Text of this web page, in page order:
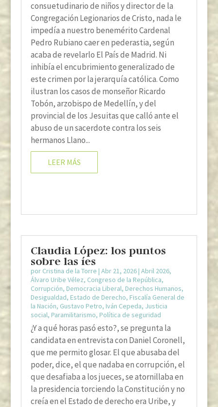
consuetudinario de niños y director de la
Congregación Legionarios de Cristo, nada le
impedía a nuestro benemérito Cardenal
Pedro Rubiano caer en pederastia, según
acaba de revelarlo El País de Madrid. Ni
inhibía el encubrimiento generalizado de
este crimen por la jerarquía católica. Como
ilustran los casos de monseñor Ricardo
Tobón, arzobispo de Medellín, y del
provincial de los Jesuitas que calló ante el
abuso de un sacerdote contra los seis
hermanos Llano...
LEER MÁS
Claudia López: los puntos
sobre las íes
por Cristina de la Torre | Abr 21, 2026| Abril 2026,
Álvaro Uribe Vélez, Congreso de la República,
Corrupción, Democracia Liberal, Derechos Humanos,
Desigualdad, Estado de Derecho, Fiscalía General de
la Nación, Gustavo Petro, Iván Cepeda, Justicia
social, Paramilitarismo, Política de seguridad
¿Y a qué horas pasó esto?, se pregunta la
candidata en entrevista con Daniel Coronell,
que me permito glosar. El que abusaba del
poder, dice, el que nadaba en corrupción, el
que desafiaba a los jueces, se atornillaba en
la presidencia torciendo la Constitución y no
creía en el Estado de derecho era Uribe, y